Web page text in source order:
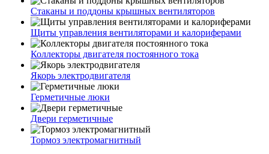
Стаканы и поддоны крышных вентиляторов
Щиты управления вентиляторами и калориферами
Коллекторы двигателя постоянного тока
Якорь электродвигателя
Герметичные люки
Двери герметичные
Тормоз электромагнитный